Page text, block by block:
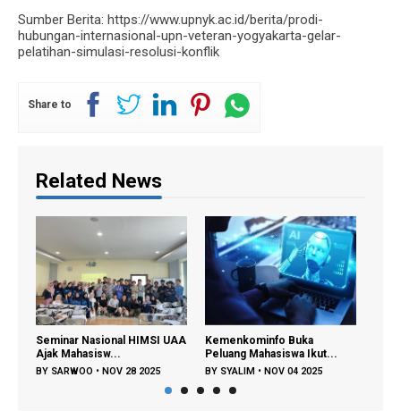
Sumber Berita: https://www.upnyk.ac.id/berita/prodi-
hubungan-internasional-upn-veteran-yogyakarta-gelar-
pelatihan-simulasi-resolusi-konflik
Share to
Related News
Nasional HIMSI UAA
NOV 28 2025
Kemenkominfo Buka
Peluang Mahasiswa Ikut...
BYSYALIM NOV 04 2025
Webinar Sistem
UAA Kupas
BYSARWOO